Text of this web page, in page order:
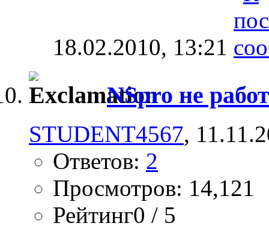
18.02.2010, 13:21
NSpro не
STUDENT4567,
Ответов: 2
Просмотров: 14,121
Рейтинг0 / 5